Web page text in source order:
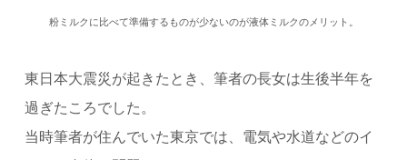
粉ミルクに比べて準備するものが少ないのが液体ミルクのメリット。
東日本大震災が起きたとき、筆者の長女は生後半年を
過ぎたころでした。
当時筆者が住んでいた東京では、電気や水道などのイ